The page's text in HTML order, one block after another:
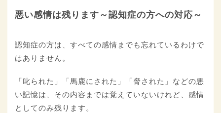
悪い感情は残ります～認知症の方への対応～
認知症の方は、すべての感情までも忘れているわけで
はありません。
「叱られた」「馬鹿にされた」「脅された」などの悪
い記憶は、その内容までは覚えていないけれど、感情
としてのみ残ります。